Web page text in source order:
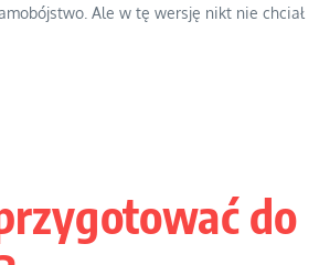
Ale w tę wersję nikt nie chciał
do